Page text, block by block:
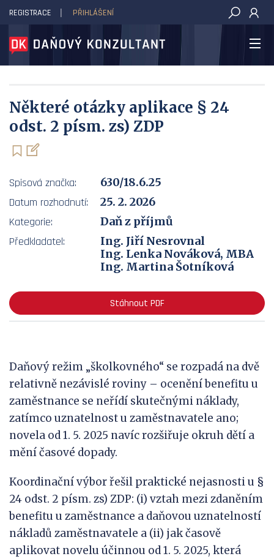
DAŇOVÝ KONZULTANT
REGISTRACE PŘIHLÁŠENÍ
Některé otázky aplikace § 24
odst. 2 písm. zs) ZDP
Spisová značka:
630/18.6.25
Datum rozhodnutí:
25. 2. 2026
Kategorie:
Daň z příjmů
Předkladatel:
Ing. Jiří Nesrovnal
Ing. Lenka Nováková, MBA
Ing. Martina Šotníková
Stáhnout PDF
Daňový režim „školkovného“ se rozpadá na dvě
relativně nezávislé roviny – ocenění benefitu u
zaměstnance se neřídí skutečnými náklady,
zatímco uznatelnost u zaměstnavatele ano;
novela od 1. 5. 2025 navíc rozšiřuje okruh dětí a
mění časové dopady.
Koordinační výbor řešil praktické nejasnosti u §
24 odst. 2 písm. zs) ZDP: (i) vztah mezi zdaněním
benefitu u zaměstnance a daňovou uznatelností
nákladů zaměstnavatele a (ii) jak časově
aplikovat novelu účinnou od 1. 5. 2025, která